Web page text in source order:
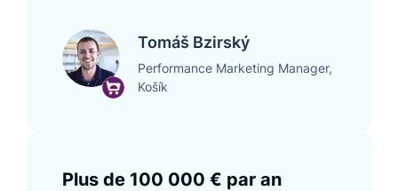
Tomáš Bzirský
Performance Marketing Manager,
Košík
Plus de 100 000 € par an